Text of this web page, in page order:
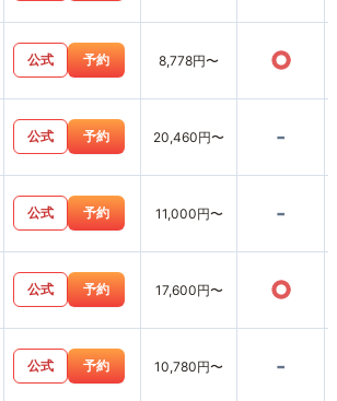
公式 予約 8,778円〜 ○
公式 予約 20,460円〜 -
公式 予約 11,000円〜 -
公式 予約 17,600円〜 ○
公式 予約 10,780円〜 -